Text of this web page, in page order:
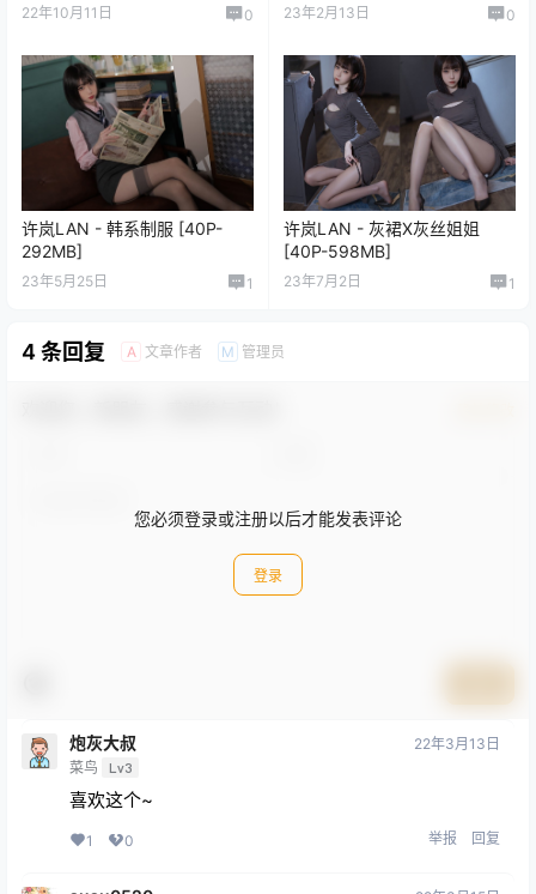
22年10月11日 0 23年2月13日 0
许岚LAN - 韩系制服 [40P-
292MB]
23年5月25日 1
许岚LAN - 灰裙X灰丝姐姐
[40P-598MB]
23年7月2日 1
4 条回复 A 文章作者 M 管理员
您必须登录或注册以后才能发表评论
登录
炮灰大叔
菜鸟 Lv3
22年3月13日
喜欢这个~
1 0 举报 回复